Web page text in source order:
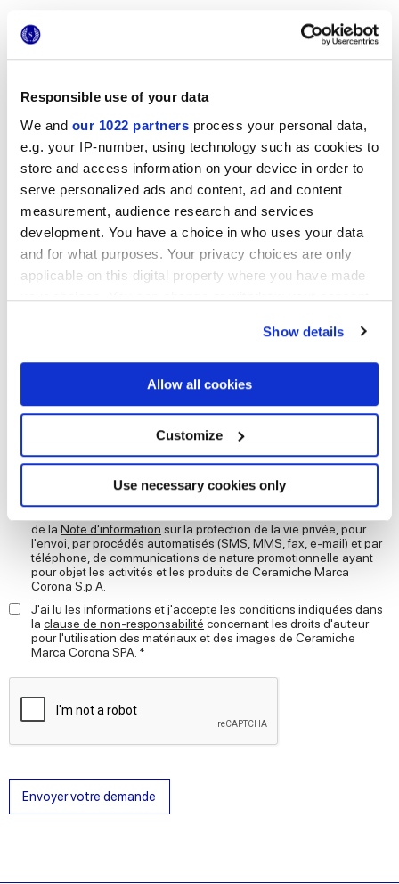
Responsible use of your data
We and our 1022 partners process your personal data,
e.g. your IP-number, using technology such as cookies to
store and access information on your device in order to
serve personalized ads and content, ad and content
measurement, audience research and services
development. You have a choice in who uses your data
and for what purposes. Your privacy choices are only
applicable on this digital property where you have made
your choices. You can change or withdraw your consent
If you allow, we would also like to:
Collect information about your geographical
location which can be accurate to within several
Identify your device by actively scanning it for
specific characteristics (fingerprinting)
Find out more about how your personal data is processed
and set your preferences in thedetails section.
We use cookies to personalise content and ads, to
provide social media features and to analyse our traffic.
We also share information about your use of our site with
our social media, advertising and analytics partners who
may combine it with other information that you’ve
provided to them or that they’ve collected from your use
of their services.
Show details
Allow all cookies
Customize
Use necessary cookies only
Collections d'intérêt
demande, conformément à la lettre C) de laNote d'informationsur
la protection de la vie privée. *
de la Note d'information sur la protection de la vie privée, pour
l'envoi, par procédés automatisés (SMS, MMS, fax, e-mail) et par
téléphone, de communications de nature promotionnelle ayant
pour objet les activités et les produits de Ceramiche Marca
Corona S.p.A.
J'ai lu les informations et j'accepte les conditions indiquées dans
la clause de non-responsabilité concernant les droits d'auteur
pour l'utilisation des matériaux et des images de Ceramiche
Marca Corona SPA. *
Envoyer votre demande